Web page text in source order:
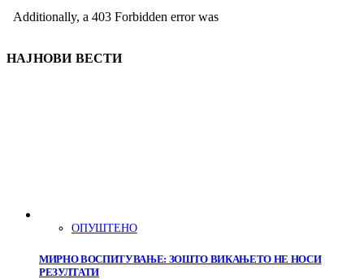
НАЈНОВИ ВЕСТИ
ОПУШТЕНО
МИРНО ВОСПИТУВАЊЕ: ЗОШТО ВИКАЊЕТО НЕ НОСИ
РЕЗУЛТАТИ